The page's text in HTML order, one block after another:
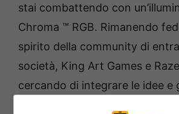
stai combattendo con
Chroma ™ RGB. Rimanendo
spirito della community di
società, King Art Games e
cercando di integrare le idee e